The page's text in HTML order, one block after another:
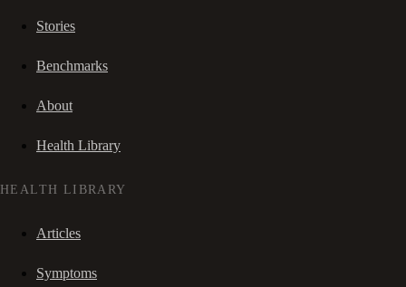
Stories
Benchmarks
About
Health Library
HEALTH LIBRARY
Articles
Symptoms